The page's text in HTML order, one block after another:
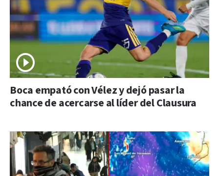
Boca empató con Vélez y dejó pasar la
chance de acercarse al líder del Clausura